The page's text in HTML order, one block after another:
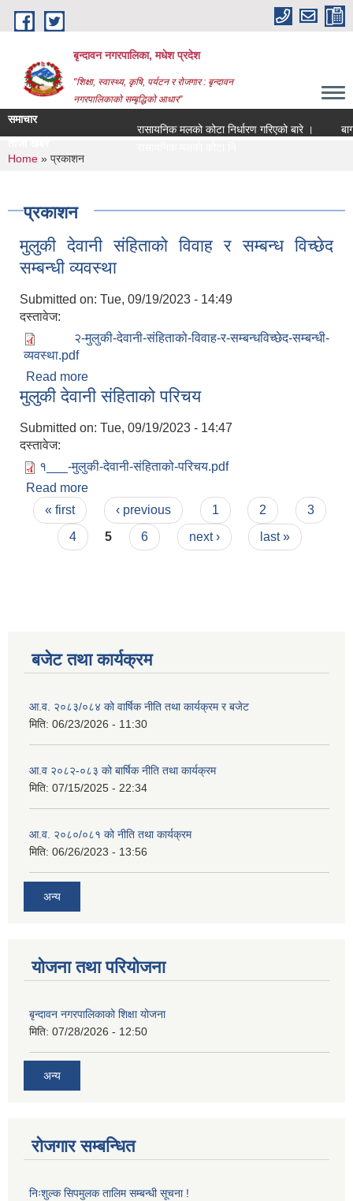
Skip to main content
बृन्दावन नगरपालिका, मधेश प्रदेश
"शिक्षा, स्वास्थ्य, कृषि, पर्यटन र रोजगार : बृन्दावन
नगरपालिकाको सम्बृद्धिको आधार"
समाचार
रासायनिक मलको कोटा निर्धारण गरिएको बारे ।
You are here
Home » प्रकाशन
प्रकाशन
मुलुकी देवानी संहिताको विवाह र सम्बन्ध विच्छेद
सम्बन्धी व्यवस्था
Submitted on: Tue, 09/19/2023 - 14:49
दस्तावेज:
२-मुलुकी-देवानी-संहिताको-विवाह-र-सम्बन्धविच्छेद-सम्बन्धी-
व्यवस्था.pdf
Read more
सम्बन्धी व्यवस्था
मुलुकी देवानी संहिताको परिचय
Submitted on: Tue, 09/19/2023 - 14:47
दस्तावेज:
१___-मुलुकी-देवानी-संहिताको-परिचय.pdf
Read more
Pages
« first ‹ previous 1 2
3
4
5 6 next › last »
बजेट तथा कार्यक्रम
आ.व. २०८३/०८४ को वार्षिक नीति तथा कार्यक्रम र बजेट
मिति: 06/23/2026 - 11:30
आ.व २०८२-०८३ को बार्षिक नीति तथा कार्यक्रम
मिति: 07/15/2025 - 22:34
आ.व. २०८०/०८१ को नीति तथा कार्यक्रम
मिति: 06/26/2023 - 13:56
अन्य
योजना तथा परियोजना
बृन्दावन नगरपालिकाको शिक्षा योजना
मिति: 07/28/2026 - 12:50
अन्य
रोजगार सम्बन्धित
निःशुल्क सिपमुलक तालिम सम्बन्धी सूचना !